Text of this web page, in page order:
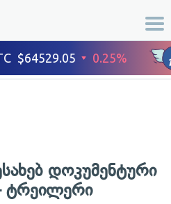
დოკუმენტური
ტრეილერი